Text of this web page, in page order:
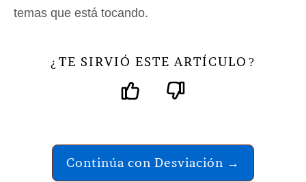
temas que está tocando.
¿ TE SIRVIÓ ESTE ARTÍCULO ?
Continúa con Desviación →